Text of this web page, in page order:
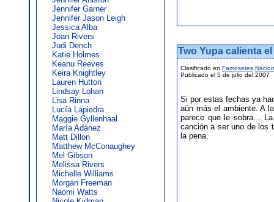
Jennifer Garner
Jennifer Jason Leigh
Jessica Alba
Joan Rivers
Judi Dench
Katie Holmes
Keanu Reeves
Keira Knightley
Lauren Hutton
Lindsay Lohan
Lisa Rinna
Lucía Lapiedra
Maggie Gyllenhaal
María Adánez
Matt Dillon
Matthew McConaughey
Mel Gibson
Melissa Rivers
Michelle Williams
Morgan Freeman
Naomi Watts
Two Yupa calienta
Clasificado en Famosetes
Publicado el 5 de julio del 2007
Si por estas fechas ya
aún más el ambiente. A
parece que le sobra…
canción a ser uno de los
la pena.